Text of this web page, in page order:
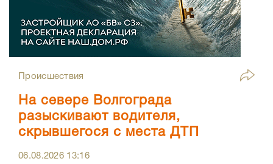
Происшествия
На севере Волгограда
разыскивают водителя,
скрывшегося с места ДТП
06.08.2026 13:16